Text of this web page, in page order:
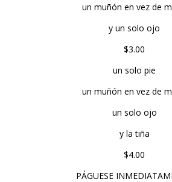
un muñón en vez de
y un solo ojo
$3.00
un solo pie
un muñón en vez de
un solo ojo
y la tiña
$4.00
PÁGUESE